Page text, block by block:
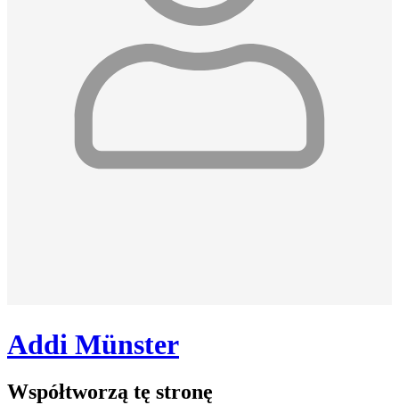
Addi Münster
Współtworzą tę stronę